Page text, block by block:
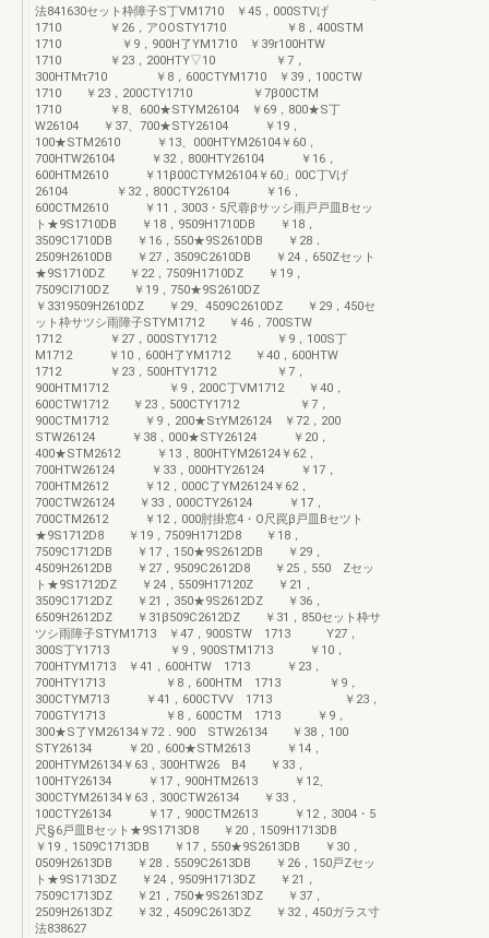
法841630セット枠障子S丁VM1710 ￥45，000STVげ
1710 ￥26，アOOSTY1710 ￥8，400STM
1710 ￥9，900H了YM1710 ￥39r100HTW
1710 ￥23，200HTY▽10 ￥7，
300HTMτ710 ￥8，600CTYM1710 ￥39，100CTW
1710 ￥23，200CTY1710 ￥7β00CTM
1710 ￥8、600★STYM26104 ￥69，800★S丁
W26104 ￥37、700★STY26104 ￥19，
100★STM2610 ￥13、000HTYM26104￥60，
700HTW26104 ￥32，800HTY26104 ￥16，
600HTM2610 ￥11β00CTYM26104￥60」00C丁Vげ
26104 ￥32，800CTY26104 ￥16，
600CTM2610 ￥11，3003・5尺蓉βサッシ雨戸戸皿Bセッ
ト★9S1710DB ￥18，9509H1710DB ￥18，
3509C1710DB ￥16，550★9S2610DB ￥28．
2509H2610DB ￥27，3509C2610DB ￥24，650Zセット
★9S1710DZ ￥22，7509H1710DZ ￥19，
7509Cl710DZ ￥19，750★9S2610DZ
￥3319509H2610DZ ￥29、4509C2610DZ ￥29，450セ
ット枠サツシ雨障子STYM1712 ￥46，700STW
1712 ￥27，000STY1712 ￥9，100S丁
M1712 ￥10，600H了YM1712 ￥40，600HTW
1712 ￥23，500HTY1712 ￥7，
900HTM1712 ￥9，200C丁VM1712 ￥40，
600CTW1712 ￥23，500CTY1712 ￥7，
900CTM1712 ￥9，200★SτYM26124 ￥72，200
STW26124 ￥38，000★STY26124 ￥20，
400★STM2612 ￥13，800HTYM26124￥62，
700HTW26124 ￥33，000HTY26124 ￥17，
700HTM2612 ￥12，000C了YM26124￥62，
700CTW26124 ￥33，000CTY26124 ￥17，
700CTM2612 ￥12，000肘掛窓4・O尺罠β戸皿Bセツト
★9S1712D8 ￥19，7509H1712D8 ￥18，
7509C1712DB ￥17，150★9S2612DB ￥29，
4509H2612DB ￥27，9509C2612D8 ￥25，550 Zセッ
ト★9S1712DZ ￥24，5509H17120Z ￥21，
3509C1712DZ ￥21，350★9S2612DZ ￥36，
6509H2612DZ ￥31β509C2612DZ ￥31，850セット枠サ
ツシ雨障子STYM1713 ￥47，900STW 1713 Y27，
300S丁Y1713 ￥9，900STM1713 ￥10，
700HTYM1713 ￥41，600HTW 1713 ￥23，
700HTY1713 ￥8，600HTM 1713 ￥9，
300CTYM713 ￥41，600CTVV 1713 ￥23，
700GTY1713 ￥8，600CTM 1713 ￥9，
300★S了YM26134￥72．900 STW26134 ￥38，100
STY26134 ￥20，600★STM2613 ￥14，
200HTYM26134￥63，300HTW26 B4 ￥33，
100HTY26134 ￥17，900HTM2613 ￥12、
300CTYM26134￥63，300CTW26134 ￥33，
100CTY26134 ￥17，900CTM2613 ￥12，3004・5
尺§6戸皿Bセット★9S1713D8 ￥20，1509H1713DB
￥19，1509C1713DB ￥17，550★9S2613DB ￥30，
0509H2613DB ￥28．5509C2613DB ￥26，150戸Zセッ
ト★9S1713DZ ￥24，9509H1713DZ ￥21，
7509C1713DZ ￥21，750★9S2613DZ ￥37，
2509H2613DZ ￥32，4509C2613DZ ￥32，450ガラス寸
法838627